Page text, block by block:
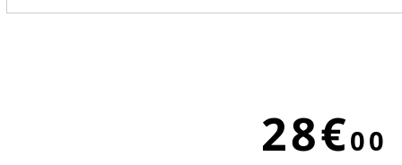
28€00